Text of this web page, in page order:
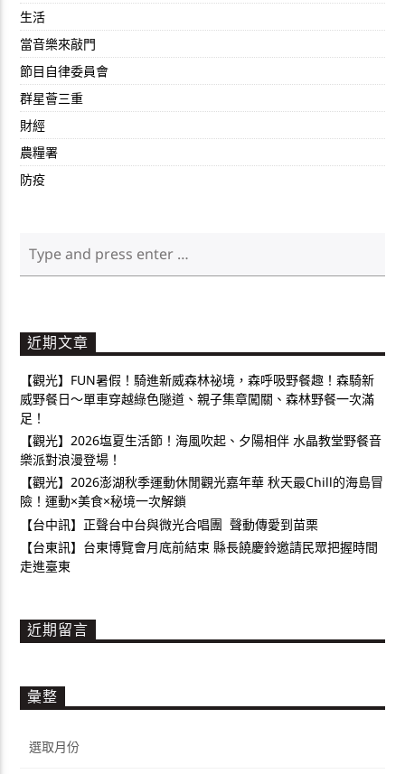
生活
當音樂來敲門
節目自律委員會
群星薈三重
財經
農糧署
防疫
近期文章
【觀光】FUN暑假！騎進新威森林祕境，森呼吸野餐趣！森騎新
威野餐日～單車穿越綠色隧道、親子集章闖關、森林野餐一次滿
足！
【觀光】2026塩夏生活節！海風吹起、夕陽相伴 水晶教堂野餐音
樂派對浪漫登場！
【觀光】2026澎湖秋季運動休閒觀光嘉年華 秋天最Chill的海島冒
險！運動×美食×秘境一次解鎖
【台中訊】正聲台中台與微光合唱團 聲動傳愛到苗栗
【台東訊】台東博覽會月底前結束 縣長饒慶鈴邀請民眾把握時間
走進臺東
近期留言
彙整
整